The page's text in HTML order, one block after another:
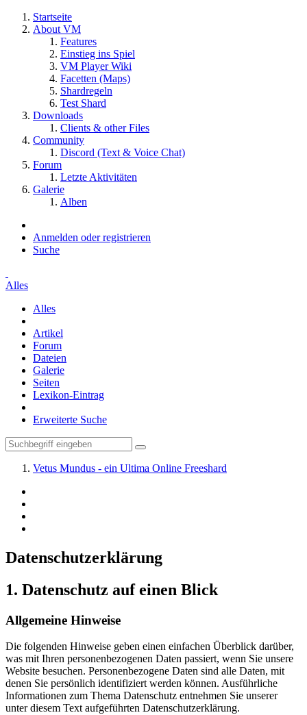
Startseite
About VM
Features
Einstieg ins Spiel
VM Player Wiki
Facetten (Maps)
Shardregeln
Test Shard
Downloads
Clients & other Files
Community
Discord (Text & Voice Chat)
Forum
Letzte Aktivitäten
Galerie
Alben
Anmelden oder registrieren
Suche
Alles
Alles
Artikel
Forum
Dateien
Galerie
Seiten
Lexikon-Eintrag
Erweiterte Suche
Vetus Mundus - ein Ultima Online Freeshard
Datenschutzerklärung
1. Datenschutz auf einen Blick
Allgemeine Hinweise
Die folgenden Hinweise geben einen einfachen Überblick darüber,
was mit Ihren personenbezogenen Daten passiert, wenn Sie unsere
Website besuchen. Personenbezogene Daten sind alle Daten, mit
denen Sie persönlich identifiziert werden können. Ausführliche
Informationen zum Thema Datenschutz entnehmen Sie unserer
unter diesem Text aufgeführten Datenschutzerklärung.